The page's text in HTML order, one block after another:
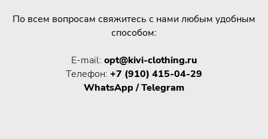
По всем вопросам свяжитесь с нами любым удобным
способом:
E-mail: opt@kivi-clothing.ru
Телефон: +7 (910) 415-04-29
WhatsApp / Telegram